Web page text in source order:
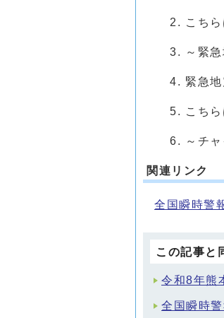
こち
～緊
緊急
こち
～チ
関連リンク
全国瞬時警
この記事と
令和8年熊
全国瞬時